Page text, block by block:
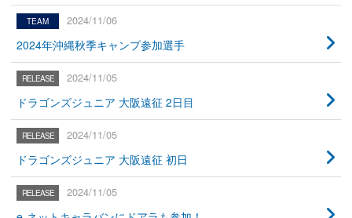
2024/11/06
2024年沖縄秋季キャンプ参加選手
2024/11/05
ドラゴンズジュニア 大阪遠征 2日目
2024/11/05
ドラゴンズジュニア 大阪遠征 初日
2024/11/05